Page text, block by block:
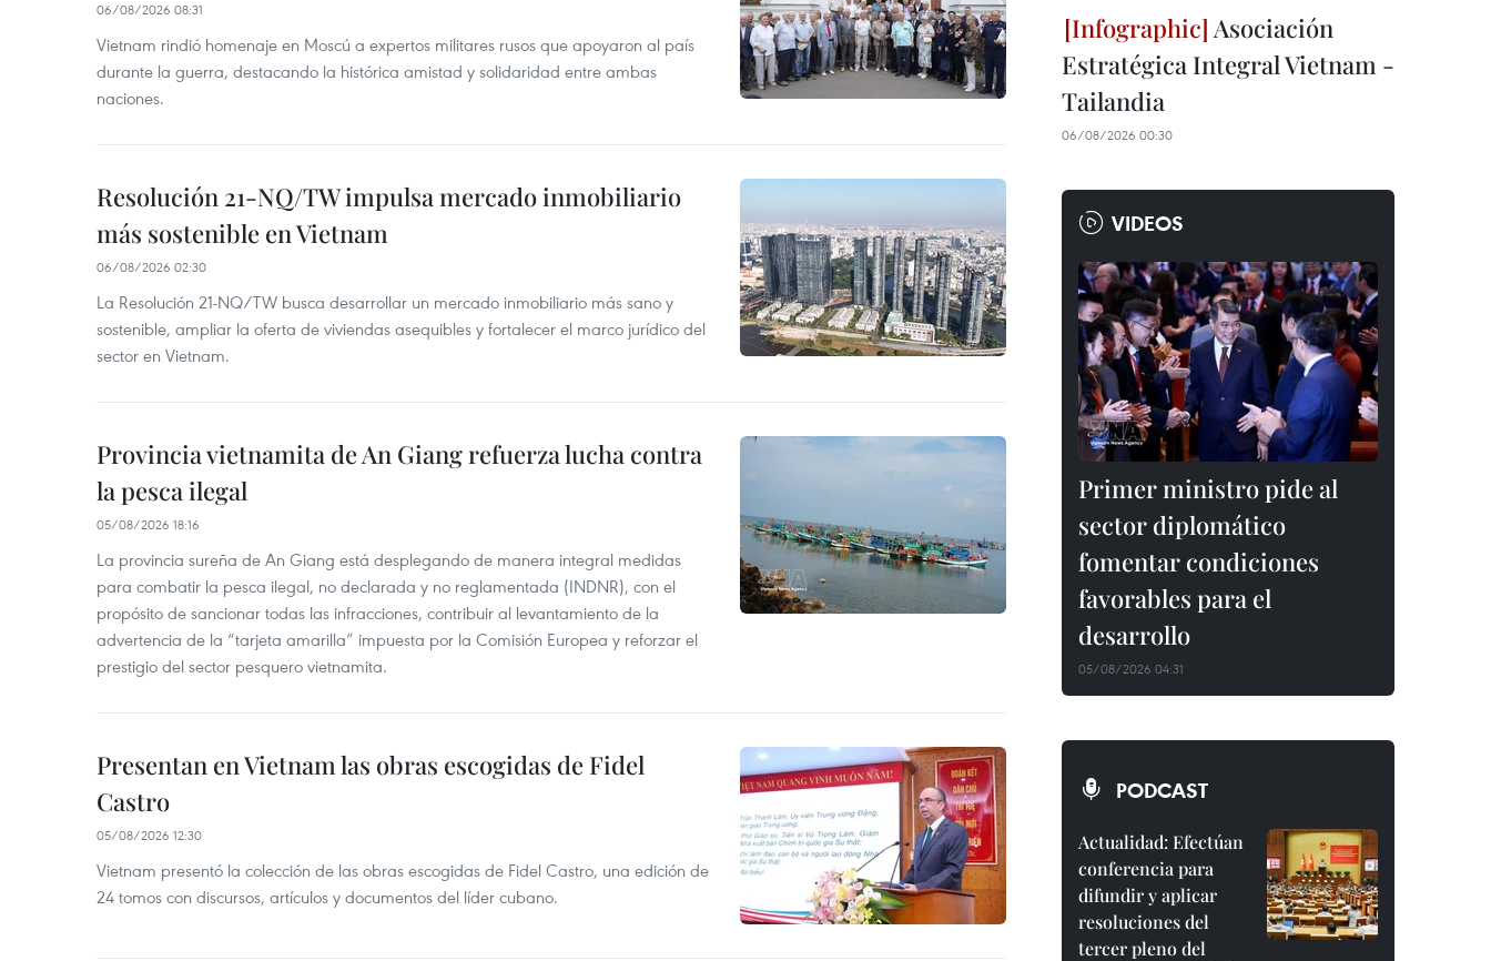
06/08/2026 08:31
Vietnam rindió homenaje en Moscú a expertos militares rusos que apoyaron al país
durante la guerra, destacando la histórica amistad y solidaridad entre ambas
naciones.
Resolución 21-NQ/TW impulsa mercado inmobiliario
más sostenible en Vietnam
06/08/2026 02:30
La Resolución 21-NQ/TW busca desarrollar un mercado inmobiliario más sano y
sostenible, ampliar la oferta de viviendas asequibles y fortalecer el marco jurídico del
sector en Vietnam.
Provincia vietnamita de An Giang refuerza lucha contra
la pesca ilegal
05/08/2026 18:16
La provincia sureña de An Giang está desplegando de manera integral medidas
para combatir la pesca ilegal, no declarada y no reglamentada (INDNR), con el
propósito de sancionar todas las infracciones, contribuir al levantamiento de la
advertencia de la “tarjeta amarilla” impuesta por la Comisión Europea y reforzar el
prestigio del sector pesquero vietnamita.
Presentan en Vietnam las obras escogidas de Fidel
Castro
05/08/2026 12:30
Vietnam presentó la colección de las obras escogidas de Fidel Castro, una edición de
24 tomos con discursos, artículos y documentos del líder cubano.
Asociación
Estratégica Integral Vietnam -
Tailandia
06/08/2026 00:30
VIDEOS
Primer ministro pide al
sector diplomático
fomentar condiciones
favorables para el
desarrollo
05/08/2026 04:31
PODCAST
Actualidad: Efectúan
conferencia para
difundir y aplicar
resoluciones del
tercer pleno del